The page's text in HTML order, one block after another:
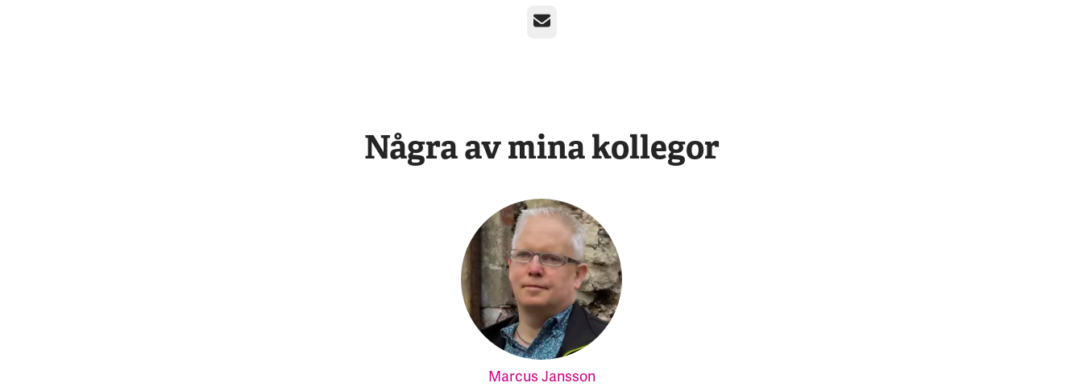
E-post
Några av mina kollegor
Marcus Jansson